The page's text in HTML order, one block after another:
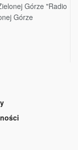
Górze "Radio
Górze